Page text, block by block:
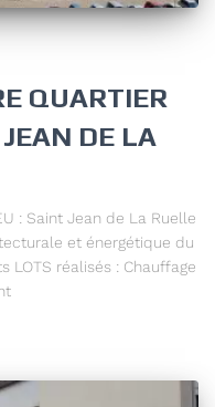
QUARTIER
DE LA
: Saint Jean de La Ruelle
et énergétique du
LOTS réalisés : Chauffage